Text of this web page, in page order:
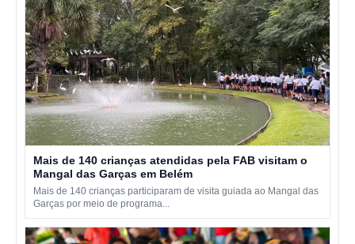
Mais de 140 crianças atendidas pela FAB visitam o
Mangal das Garças em Belém
Mais de 140 crianças participaram de visita guiada ao Mangal das
Garças por meio de programa...